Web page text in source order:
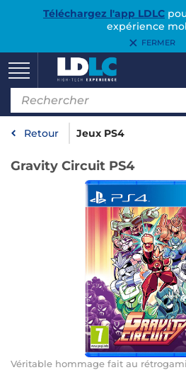
Téléchargez l'app LDLC
expérience
FERMER
Retour Jeux PS4
Gravity Circuit PS4
Véritable hommage fait au